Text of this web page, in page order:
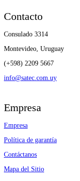
Contacto
Consulado 3314
Montevideo, Uruguay
(+598) 2209 5667
info@satec.com.uy
Empresa
Empresa
Política de garantía
Contáctanos
Mapa del Sitio